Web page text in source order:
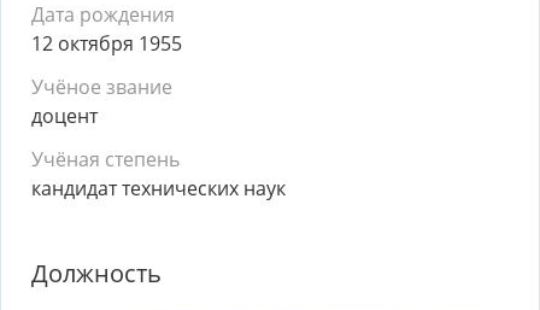
Дата рождения
12 октября 1955
Учёное звание
доцент
Учёная степень
кандидат технических наук
Должность